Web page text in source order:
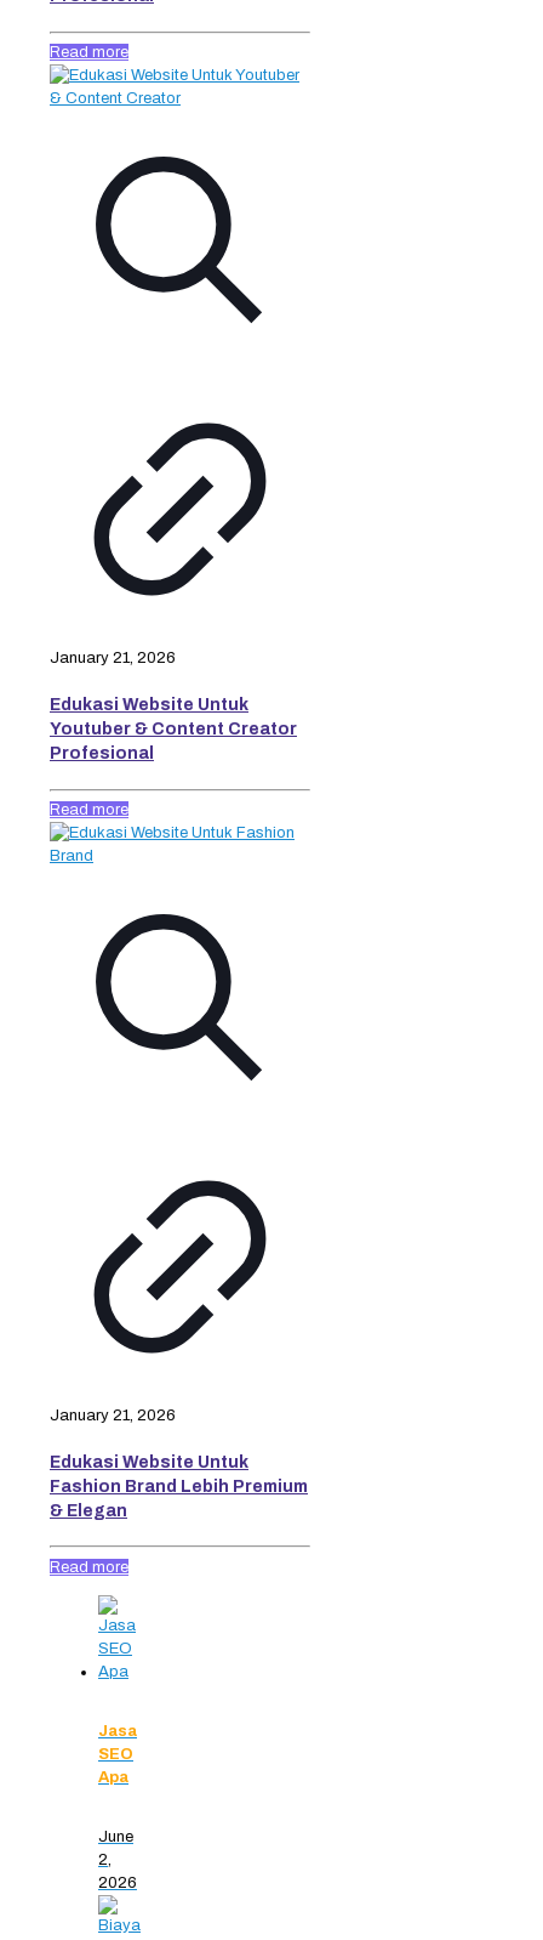
Read more
January 21, 2026
Edukasi Website Untuk
Youtuber & Content Creator
Profesional
Read more
January 21, 2026
Edukasi Website Untuk
Fashion Brand Lebih Premium
& Elegan
Read more
Jasa
SEO
Apa
June
2,
2026